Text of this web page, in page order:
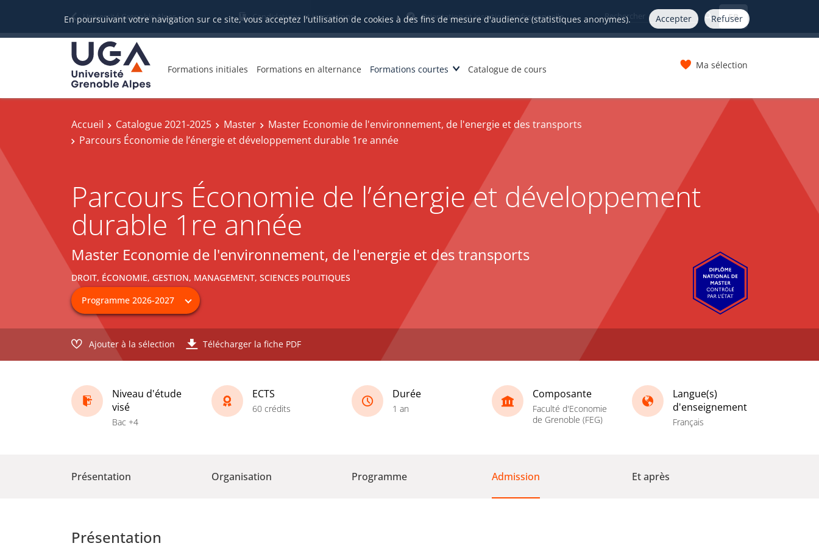
En poursuivant votre navigation sur ce site, vous acceptez l'utilisation de cookies à des fins de mesure d'audience (statistiques anonymes). Accepter Refuser
Université Grenoble Alpes Candidatures et inscriptions Orientation et insertion professionnelle FR
Formations initiales Formations en alternance Formations courtes Catalogue de cours Ma sélection
Accueil Catalogue 2021-2025 Master
Master Economie de l'environnement, de l'energie et des transports
Parcours Économie de l’énergie et développement durable 1re année
Parcours Économie de l’énergie et développement
durable 1re année
Master Economie de l'environnement, de l'energie et des transports
DROIT, ÉCONOMIE, GESTION, MANAGEMENT, SCIENCES POLITIQUES
Ajouter à la sélection Télécharger la fiche PDF
Niveau d'étude
visé
Bac +4
ECTS
60 crédits
Durée
1 an
Composante
Faculté d'Economie
de Grenoble (FEG)
Langue(s)
d'enseignement
Français
Présentation Organisation Programme Admission Et après
Présentation